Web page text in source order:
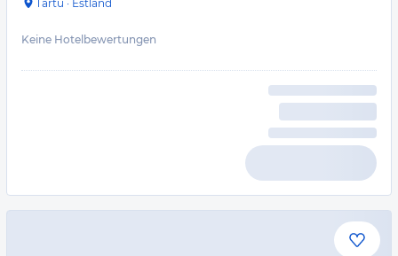
Tartu · Estland
Keine Hotelbewertungen